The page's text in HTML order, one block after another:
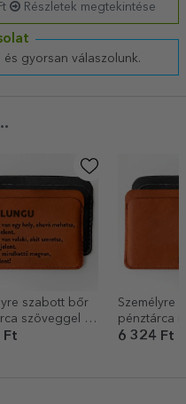
Részletek megtekintése
és gyorsan válaszolunk.
szabott bőr
szöveggel a
Ft
Személyre
pénztárca
6 324 Ft